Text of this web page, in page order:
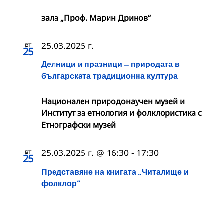
зала „Проф. Марин Дринов“
вт
25
Делници и празници – природата в
българската традиционна култура
25.03.2025 г.
Национален природонаучен музей и
Институт за етнология и фолклористика с
Етнографски музей
вт
25
Представяне на книгата „Читалище и
фолклор“
25.03.2025 г. @ 16:30 - 17:30